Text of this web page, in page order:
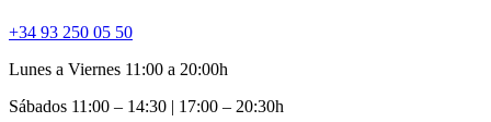
+34 93 250 05 50
Lunes a Viernes 11:00 a 20:00h
Sábados 11:00 – 14:30 | 17:00 – 20:30h